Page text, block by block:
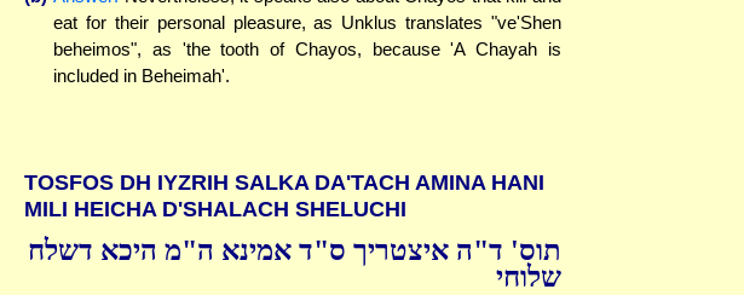
eat for their personal pleasure, as Unklus translates "ve'Shen
beheimos", as 'the tooth of Chayos, because 'A Chayah is
included in Beheimah'.
TOSFOS DH IYZRIH SALKA DA'TACH AMINA HANI
MILI HEICHA D'SHALACH SHELUCHI
תוס' ד"ה איצטריך ס"ד אמינא ה"מ היכא דשלח
שלוחי